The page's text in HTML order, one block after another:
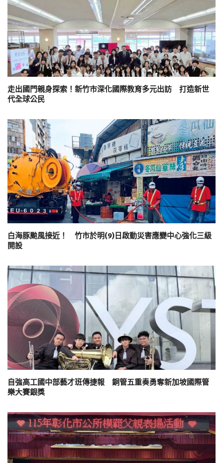
走出國門親身探索！新竹市深化國際教育多元出訪 打造新世
代全球公民
白海豚颱風接近！ 竹市於明(9)日啟動災害應變中心強化三級
開設
自強高工國中部藝才班傳捷報 銅管五重奏勇奪新加坡國際管
樂大賽銀獎